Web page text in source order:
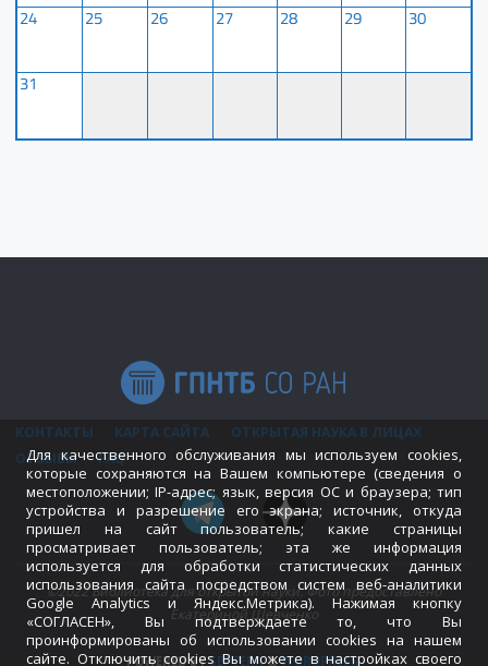
24 25 26 27 28 29 30
31
КОНТАКТЫ КАРТА САЙТА
ОТКРЫТАЯ НАУКА В ЛИЦАХ
ОТЗЫВЫ
FAQ
©2022 Библиотека для открытой науки. Фото предоставлено
Екатериной Шевченко
POWERED BYSEPTERA&WORDPRESS.
Для качественного обслуживания мы используем cookies,
которые сохраняются на Вашем компьютере (сведения о
местоположении; IP-адрес; язык, версия ОС и браузера; тип
устройства и разрешение его экрана; источник, откуда
пришел на сайт пользователь; какие страницы
просматривает пользователь; эта же информация
используется для обработки статистических данных
использования сайта посредством систем веб-аналитики
Google Analytics и Яндекс.Метрика). Нажимая кнопку
«СОГЛАСЕН», Вы подтверждаете то, что Вы
проинформированы об использовании cookies на нашем
сайте. Отключить cookies Вы можете в настройках своего